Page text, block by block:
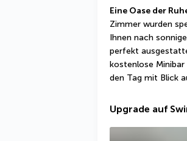
Eine Oase der
Zimmer wurden
Ihnen nach
perfekt
kostenlose
den Tag mit Blick
Upgrade auf